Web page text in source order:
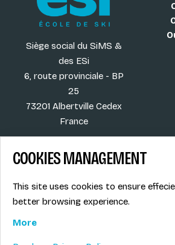
Siège social du SiMS &
des ESi
6, route provinciale - BP
25
73201 Albertville Cedex
France
More
Job offers
Ski instructors union
COOKIES MANAGEMENT
This site uses cookies to ensure
better browsing experience.
More